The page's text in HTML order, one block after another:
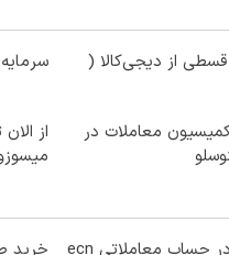
از دیجی‌کالا (
معاملات در